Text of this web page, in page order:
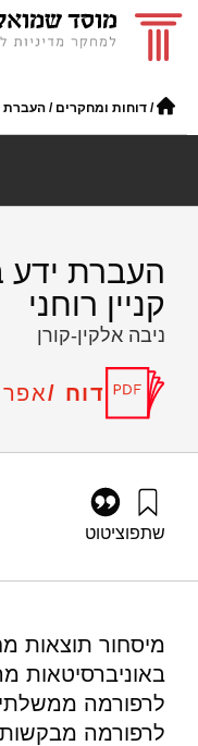
/ דוחות ומחקרים / העברת
העברת
קניין רוחני
ניבה אלקין-קורן
דוח /אפריל
שתפוציטוט
מיסחור תוצאות
באוניברסיטאות
לרפורמה
לרפורמה